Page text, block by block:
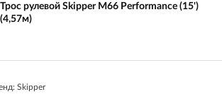
Трос рулевой Skipper M66 Performance (15')
(4,57м)
Skipper